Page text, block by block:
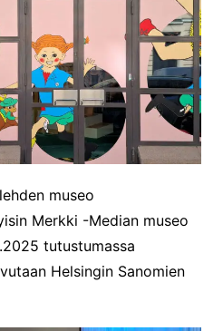
museo
Merkki -Median museo
tutustumassa
Helsingin Sanomien